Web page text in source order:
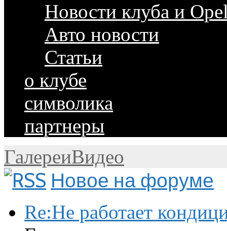
Новости клуба и
Авто новости
Статьи
о клубе
символика
партнеры
ГалереиВидео
Новое на форуме
Re:Не работает